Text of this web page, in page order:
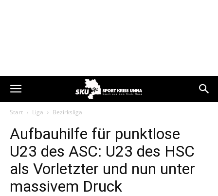
Start Liga Bezirksliga
Aufbauhilfe für punktlose
U23 des ASC: U23 des HSC
als Vorletzter und nun unter
massivem Druck